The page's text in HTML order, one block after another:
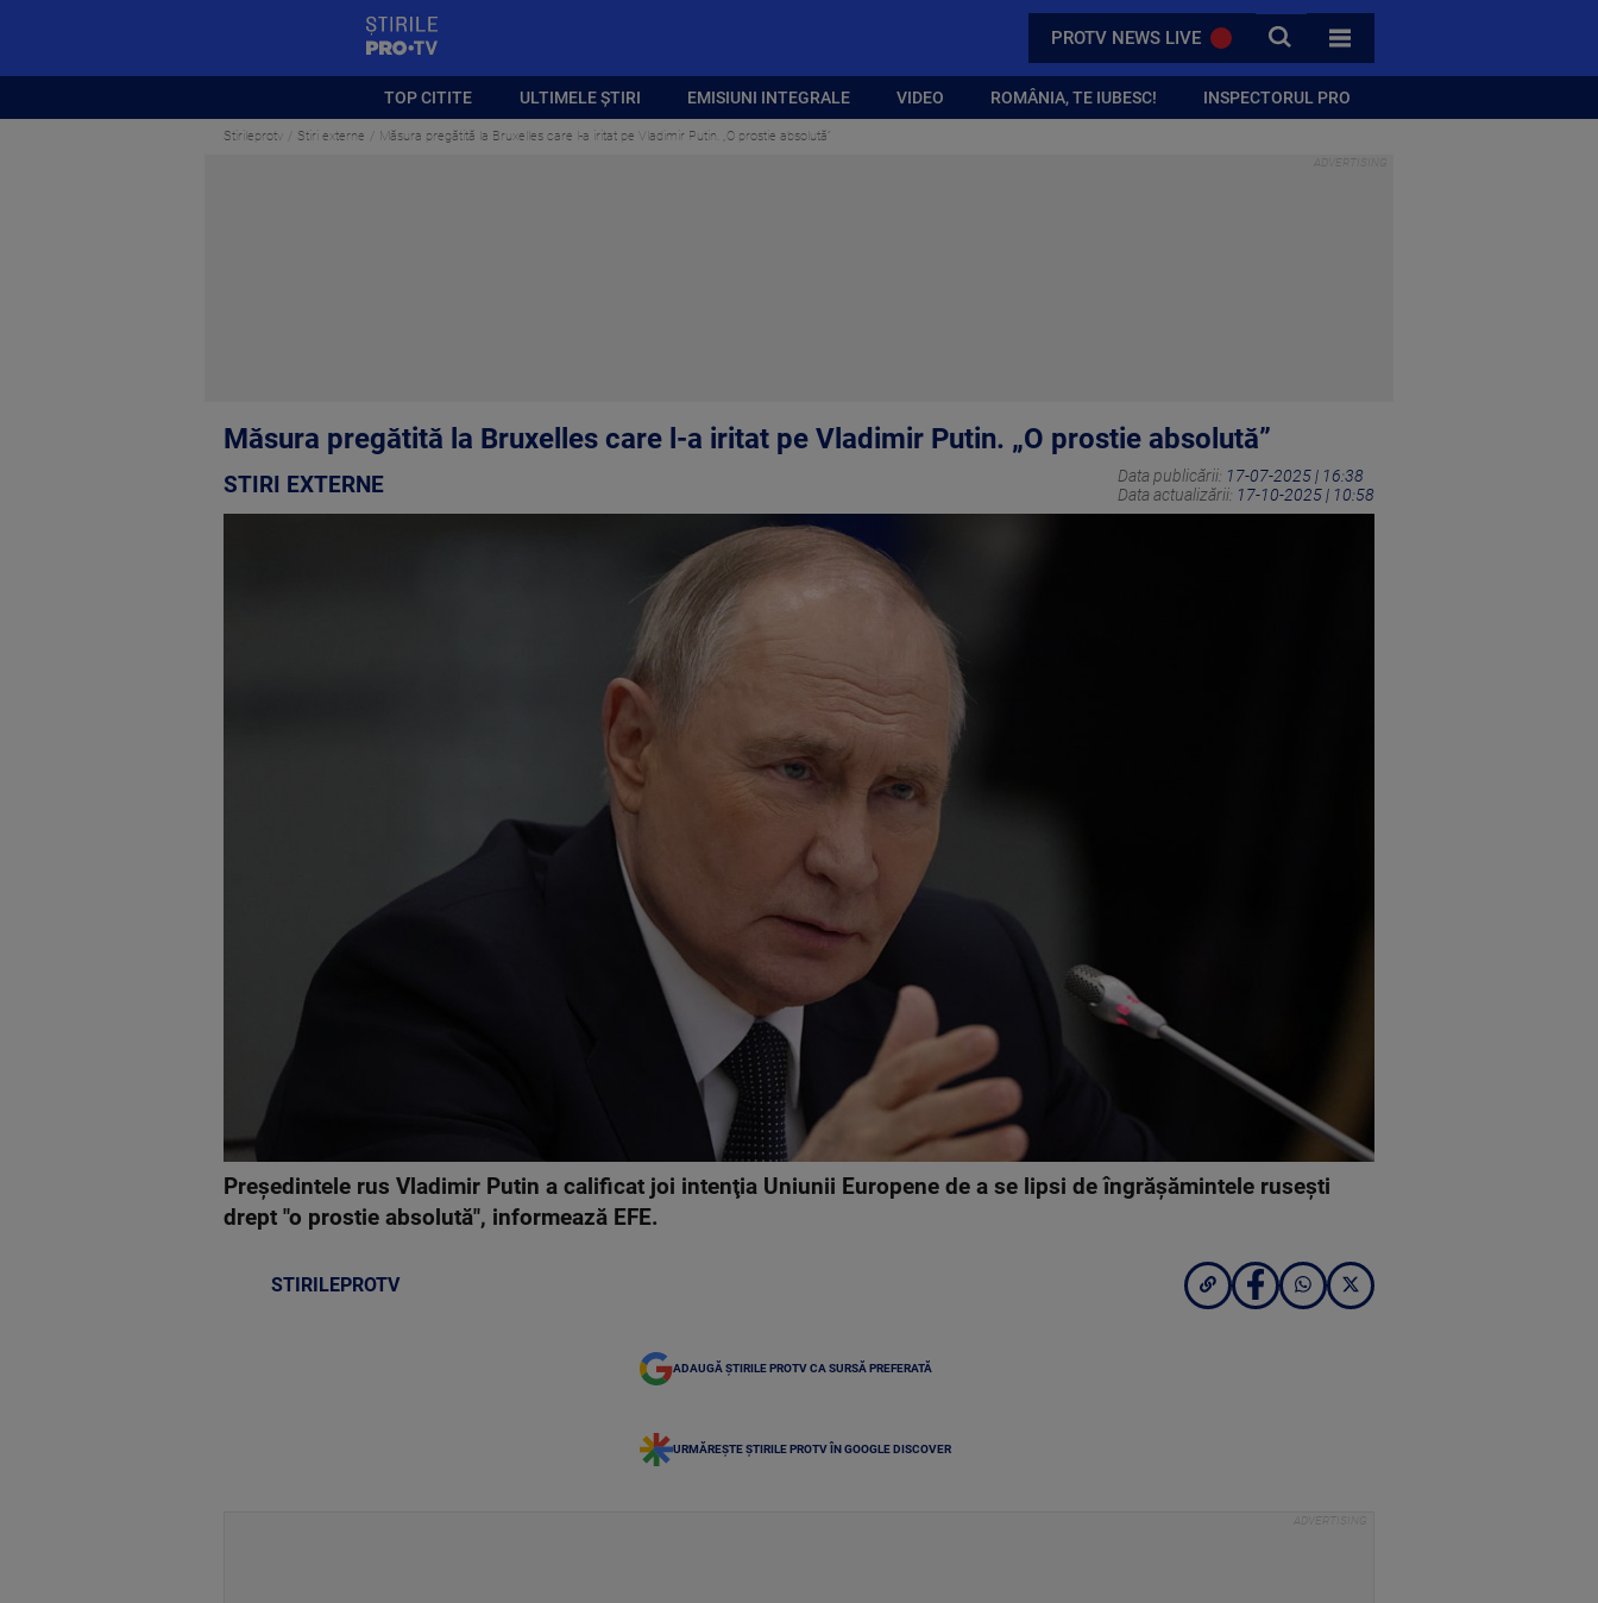
PROTV NEWS LIVE CAUTA
TOATE CATEGORIILE
TOP CITITE ULTIMELE ȘTIRI EMISIUNI INTEGRALE VIDEO ROMÂNIA, TE IUBESC! INSPECTORUL PRO
Stirileprotv Stiri externe Măsura pregătită la Bruxelles care l-a iritat pe Vladimir Putin. „O prostie absolută”
Măsura pregătită la Bruxelles care l-a iritat pe Vladimir Putin. „O prostie absolută”
STIRI EXTERNE Data publicării: 17-07-2025 | 16:38
Data actualizării: 17-10-2025 | 10:58
Preşedintele rus Vladimir Putin a calificat joi intenţia Uniunii Europene de a se lipsi de îngrăşămintele ruseşti
drept "o prostie absolută", informează EFE.
STIRILEPROTV
ADAUGĂ ȘTIRILE PROTV CA SURSĂ PREFERATĂ
URMĂREȘTE ȘTIRILE PROTV ÎN GOOGLE DISCOVER